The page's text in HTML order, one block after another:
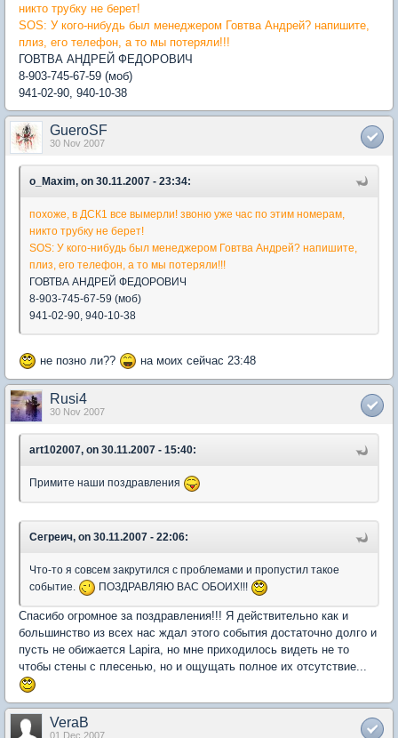
никто трубку не берет!
SOS: У кого-нибудь был менеджером Говтва Андрей? напишите,
плиз, его телефон, а то мы потеряли!!!
ГОВТВА АНДРЕЙ ФЕДОРОВИЧ
8-903-745-67-59 (моб)
941-02-90, 940-10-38
GueroSF
30 Nov 2007
o_Maxim, on 30.11.2007 - 23:34:
похоже, в ДСК1 все вымерли! звоню уже час по этим номерам,
никто трубку не берет!
SOS: У кого-нибудь был менеджером Говтва Андрей? напишите,
плиз, его телефон, а то мы потеряли!!!
ГОВТВА АНДРЕЙ ФЕДОРОВИЧ
8-903-745-67-59 (моб)
941-02-90, 940-10-38
не позно ли?? на моих сейчас 23:48
Rusi4
30 Nov 2007
art102007, on 30.11.2007 - 15:40:
Примите наши поздравления
Сегреич, on 30.11.2007 - 22:06:
Что-то я совсем закрутился с проблемами и пропустил такое
событие.
ПОЗДРАВЛЯЮ ВАС ОБОИХ!!!
Спасибо огромное за поздравления!!! Я действительно как и
большинство из всех нас ждал этого события достаточно долго и
пусть не обижается Lapira, но мне приходилось видеть не то
чтобы стены с плесенью, но и ощущать полное их отсутствие...
VeraB
01 Dec 2007